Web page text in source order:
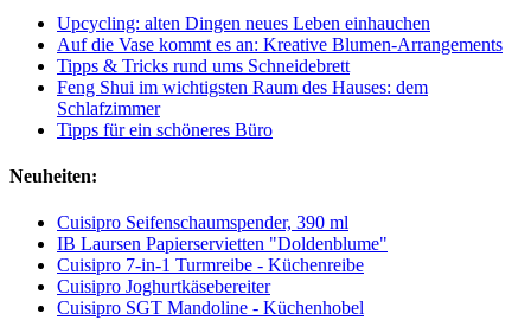
Upcycling: alten Dingen neues Leben einhauchen
Auf die Vase kommt es an: Kreative Blumen-Arrangements
Tipps & Tricks rund ums Schneidebrett
Feng Shui im wichtigsten Raum des Hauses: dem
Schlafzimmer
Tipps für ein schöneres Büro
Neuheiten:
Cuisipro Seifenschaumspender, 390 ml
IB Laursen Papierservietten "Doldenblume"
Cuisipro 7-in-1 Turmreibe - Küchenreibe
Cuisipro Joghurtkäsebereiter
Cuisipro SGT Mandoline - Küchenhobel